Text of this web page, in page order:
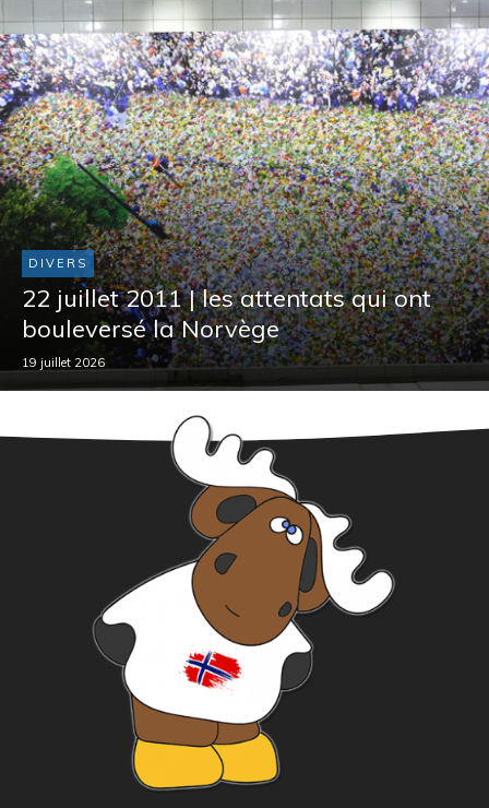
DIVERS
22 juillet 2011 | les attentats qui ont
bouleversé la Norvège
19 juillet 2026